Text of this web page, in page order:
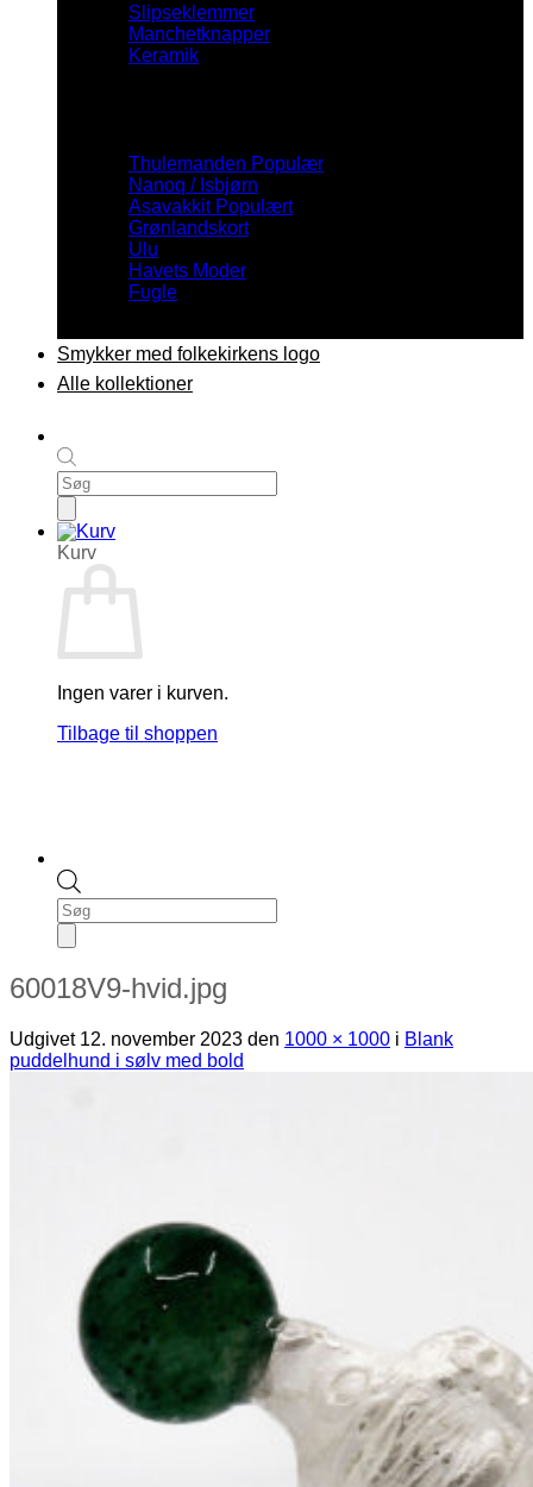
Products
search
Kurv
Ingen varer i kurven.
Tilbage til shoppen
Slipseklemmer
Manchetknapper
Keramik
Thulemanden
Nanoq / Isbjørn
Asavakkit
Grønlandskort
Ulu
Havets Moder
Fugle
Smykker med folkekirkens logo
Alle kollektioner
Products
search
60018V9-hvid.jpg
Udgivet 12. november 2023 den 1000 × 1000 i Blank
puddelhund i sølv med bold